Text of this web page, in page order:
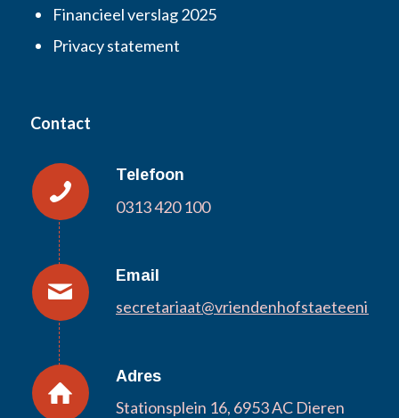
Financieel verslag 2025
Privacy statement
Contact
Telefoon
0313 420 100
Email
Adres
Stationsplein 16, 6953 AC Dieren